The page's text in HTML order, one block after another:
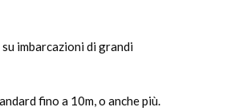
imbarcazioni di grandi
fino a 10m, o anche più.